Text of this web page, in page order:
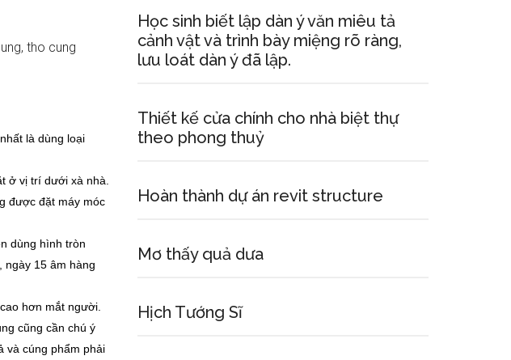
là dùng loại
ở vị trí dưới xà nhà.
được đặt máy móc
dùng hình tròn
ngày 15 âm hàng
hơn mắt người.
cũng cần chú ý
và cúng phẩm phải
Học sinh biết lập dàn ý văn miêu tả
cảnh vật và trình bày miệng rõ ràng,
lưu loát dàn ý đã lập.
Thiết kế cửa chính cho nhà biệt thự
theo phong thuỷ
Hoàn thành dự án revit structure
Mơ thấy quả dưa
Hịch Tướng Sĩ